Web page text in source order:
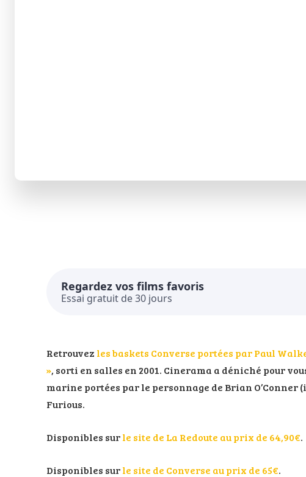
Regardez vos films favoris
Essai gratuit de 30 jours
Retrouvez les baskets Converse portées par Paul
», sorti en salles en 2001. Cinerama a déniché pour
marine portées par le personnage de Brian
Furious.
Disponibles surle site de La Redoute au prix de 64,90€.
Disponibles surle site de Converse au prix de 65€.